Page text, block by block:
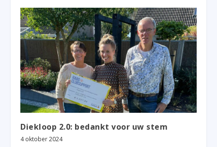
Diekloop 2.0: bedankt voor uw stem
4 oktober 2024